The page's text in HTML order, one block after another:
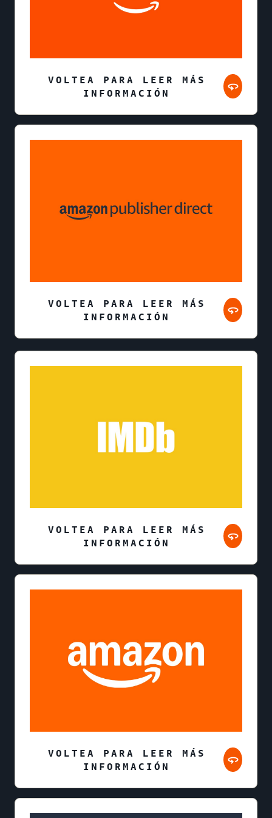
VOLTEA PARA LEER MÁS
INFORMACIÓN
VOLTEA PARA LEER MÁS
INFORMACIÓN
VOLTEA PARA LEER MÁS
INFORMACIÓN
VOLTEA PARA LEER MÁS
INFORMACIÓN